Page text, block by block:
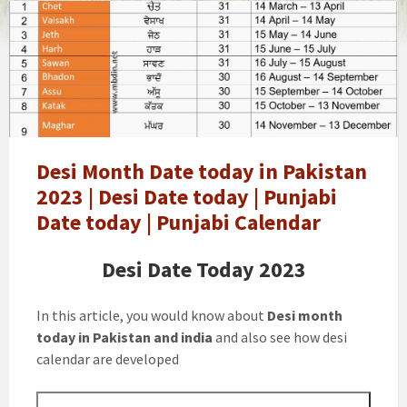
Desi
Calendar-
Desi
date
in
pakistan
desi
date
in
pakistan
date
pakistan
today
Desi Month Date today in Pakistan
2023 | Desi Date today | Punjabi
Date today | Punjabi Calendar
Desi Date Today 2023
In this article, you would know about Desi month
today in Pakistan and india and also see how desi
calendar are developed